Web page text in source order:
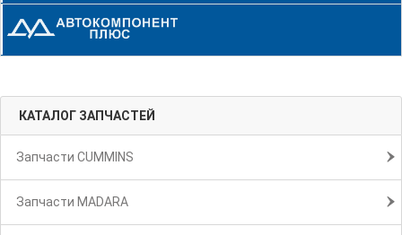
КАТАЛОГ ЗАПЧАСТЕЙ
Запчасти CUMMINS
Запчасти MADARA